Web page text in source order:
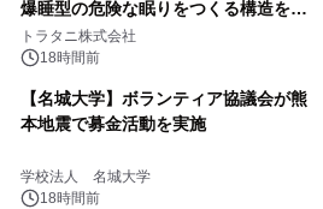
爆睡型の危険な眠りをつくる構造を解
説
トラタニ株式会社
18時間前
【名城大学】ボランティア協議会が熊
本地震で募金活動を実施
学校法人 名城大学
18時間前